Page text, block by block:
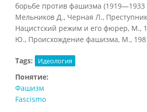
борьбе против фашизма (1919—1933
Мельников Д., Черная Л.,
Нацистский режим и его фюрер, М.,
Ю., Происхождение фашизма, Μ.,
Tags: Идеология
Понятие:
Фашизм
Fascismo